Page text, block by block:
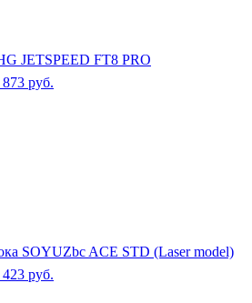
JETSPEED FT8 PRO
873 руб.
SOYUZbc ACE STD (Laser model)
423 руб.